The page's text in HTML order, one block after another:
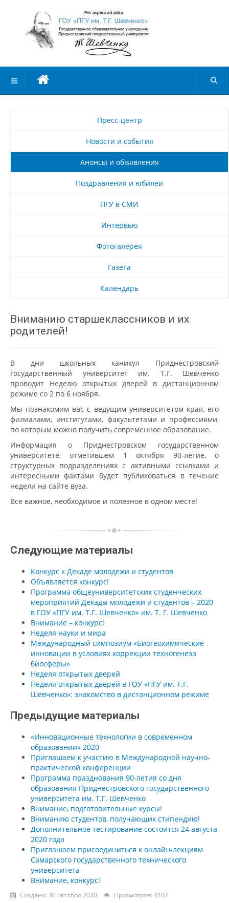
Пресс-центр
Новости и события
Анонсы и объявления
Поздравления и юбилеи
ПГУ в СМИ
Интервью
Фотогалерея
Газета
Календарь
Вниманию старшеклассников и их
родителей!
В дни школьных каникул Приднестровский
государственный университет им. Т.Г. Шевченко
проводит Неделю открытых дверей в дистанционном
режиме со 2 по 6 ноября.
Мы познакомим вас с ведущим университетом края, его
филиалами, институтами, факультетами и профессиями,
по которым можно получить современное образование.
Информация о Приднестровском государственном
университете, отметившем 1 октября 90-летие, о
структурных подразделениях с активными ссылками и
интересными фактами будет публиковаться в течение
недели на сайте вуза.
Все важное, необходимое и полезное в одном месте!
Следующие материалы
Конкурс к Декаде молодежи и студентов
Объявляется конкурс!
Программа общеуниверситетских студенческих
мероприятий Декады молодежи и студентов – 2020
в ГОУ «ПГУ им. Т.Г. Шевченко» им. Т. Г. Шевченко
Внимание – конкурс!
Неделя науки и мира
Международный симпозиум «Биогеохимические
инновации в условиях коррекции техногенеза
биосферы»
Неделя открытых дверей
Неделя открытых дверей в ГОУ «ПГУ им. Т.Г.
Шевченко»: знакомство в дистанционном режиме
Предыдущие материалы
«Инновационные технологии в современном
образовании» 2020
Приглашаем к участию в Международной научно-
практической конференции
Программа празднования 90-летия со дня
образования Приднестровского государственного
университета им. Т.Г. Шевченко
Внимание, подготовительные курсы!
Вниманию студентов, получающих стипендию!
Дополнительное тестирование состоится 24 августа
2020 года
Приглашаем присоединиться к онлайн-лекциям
Самарского государственного технического
университета
Внимание, конкурс!
Создано: 30 октября 2020 Просмотров: 3107